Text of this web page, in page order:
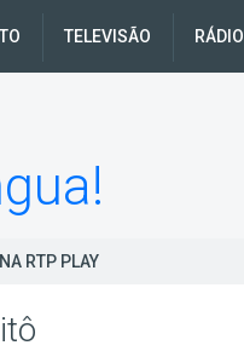
TELEVISÃO RÁDIO
RTP PLAY